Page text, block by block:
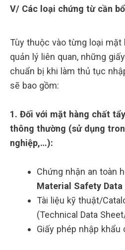
V/ Các loại chứng từ cần
Tùy thuộc vào từng loại mặt
quản lý liên quan, những
chuẩn bị khi làm thủ tục
sẽ bao gồm:
1. Đối với mặt hàng chất
thông thường (sử dụng
nghiệp,…):
Chứng nhận an toàn
Material Safety Data
Tài liệu kỹ thuật/
(Technical Data
Giấy phép nhập